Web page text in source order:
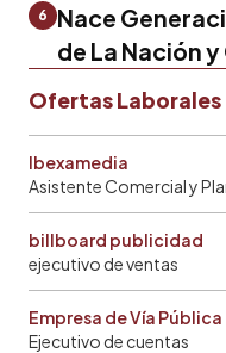
6
Nace
de La Nación
Ofertas Laborales
Ibexamedia
Asistente Comercial y
billboard publicidad
ejecutivo de ventas
Empresa de Vía Pública
Ejecutivo de cuentas